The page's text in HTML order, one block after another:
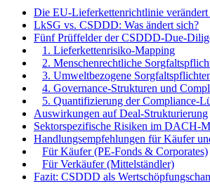
Die EU-Lieferkettenrichtlinie
LkSG vs. CSDDD: Was ändert sich?
Fünf Prüffelder der CSDDD-Due-
1. Lieferkettenrisiko-Mapping
2. Menschenrechtliche
3. Umweltbezogene
4. Governance-Strukturen und
5. Quantifizierung der Compliance-
Auswirkungen auf Deal-Strukturierung
Sektorspezifische Risiken im DACH-
Handlungsempfehlungen für Käufer
Für Käufer (PE-Fonds & Corporates)
Für Verkäufer (Mittelständler)
Fazit: CSDDD als